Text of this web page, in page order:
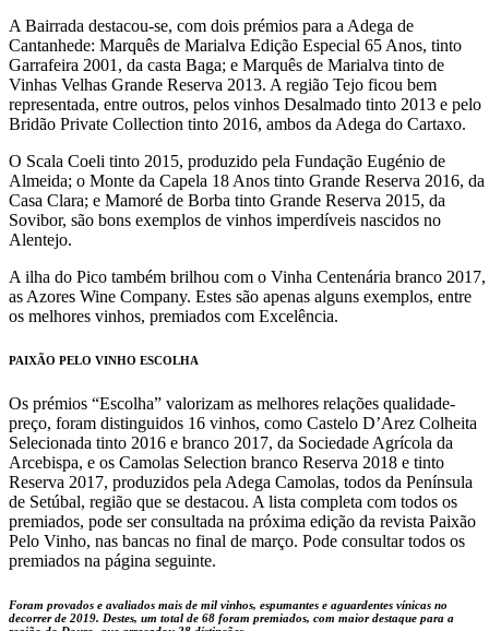
A Bairrada destacou-se, com dois prémios para a Adega de
Cantanhede: Marquês de Marialva Edição Especial 65 Anos, tinto
Garrafeira 2001, da casta Baga; e Marquês de Marialva tinto de
Vinhas Velhas Grande Reserva 2013. A região Tejo ficou bem
representada, entre outros, pelos vinhos Desalmado tinto 2013 e pelo
Bridão Private Collection tinto 2016, ambos da Adega do Cartaxo.
O Scala Coeli tinto 2015, produzido pela Fundação Eugénio de
Almeida; o Monte da Capela 18 Anos tinto Grande Reserva 2016, da
Casa Clara; e Mamoré de Borba tinto Grande Reserva 2015, da
Sovibor, são bons exemplos de vinhos imperdíveis nascidos no
Alentejo.
A ilha do Pico também brilhou com o Vinha Centenária branco 2017,
as Azores Wine Company. Estes são apenas alguns exemplos, entre
os melhores vinhos, premiados com Excelência.
PAIXÃO PELO VINHO ESCOLHA
Os prémios “Escolha” valorizam as melhores relações qualidade-
preço, foram distinguidos 16 vinhos, como Castelo D’Arez Colheita
Selecionada tinto 2016 e branco 2017, da Sociedade Agrícola da
Arcebispa, e os Camolas Selection branco Reserva 2018 e tinto
Reserva 2017, produzidos pela Adega Camolas, todos da Península
de Setúbal, região que se destacou. A lista completa com todos os
premiados, pode ser consultada na próxima edição da revista Paixão
Pelo Vinho, nas bancas no final de março. Pode consultar todos os
premiados na página seguinte.
Foram provados e avaliados mais de mil vinhos, espumantes e aguardentes vínicas no
decorrer de 2019. Destes, um total de 68 foram premiados, com maior destaque para a